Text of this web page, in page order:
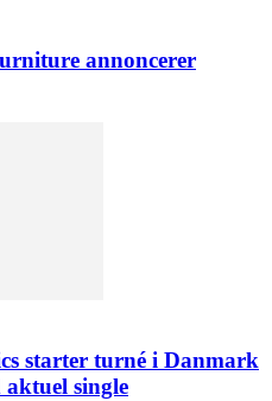
annoncerer
starter turné i Danmark
aktuel single